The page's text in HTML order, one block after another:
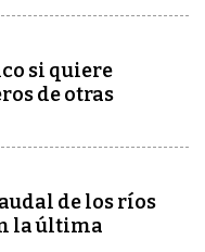
si quiere
de otras
de los ríos
la última